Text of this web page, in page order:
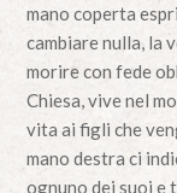
mano coperta
cambiare nulla, la
morire con fede
Chiesa, vive nel
vita ai figli che
mano destra ci
ognuno dei suoi e